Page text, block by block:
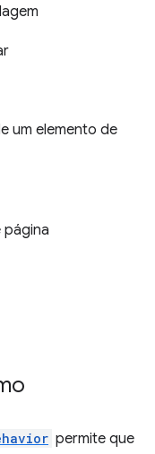
um elemento de
permite que